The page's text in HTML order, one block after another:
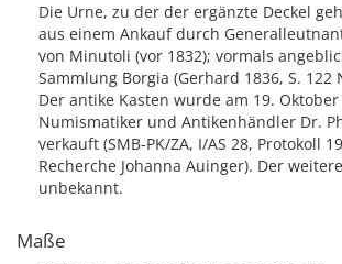
Die Urne, zu der der ergänzte Deckel
aus einem Ankauf durch
von Minutoli (vor 1832); vormals
Sammlung Borgia (Gerhard 1836, S. 122
Der antike Kasten wurde am 19.
Numismatiker und Antikenhändler Dr.
verkauft (SMB-PK/ZA, I/AS 28, Protokoll
Recherche Johanna Auinger). Der
unbekannt.
Maße